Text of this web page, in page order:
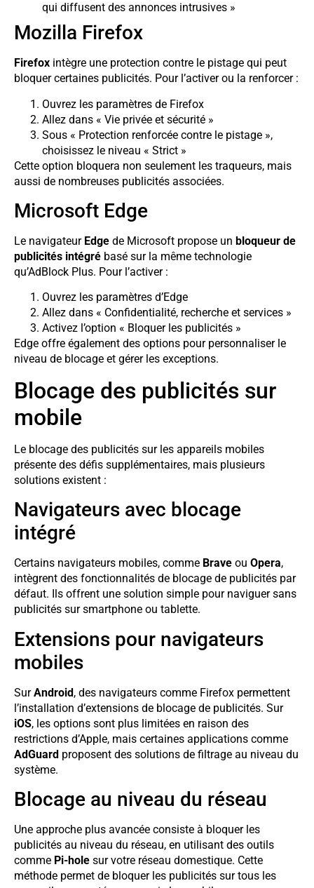
qui diffusent des annonces intrusives »
Mozilla Firefox
Firefox intègre une protection contre le pistage qui peut
bloquer certaines publicités. Pour l’activer ou la renforcer :
Ouvrez les paramètres de Firefox
Allez dans « Vie privée et sécurité »
Sous « Protection renforcée contre le pistage »,
choisissez le niveau « Strict »
Cette option bloquera non seulement les traqueurs, mais
aussi de nombreuses publicités associées.
Microsoft Edge
Le navigateur Edge de Microsoft propose un bloqueur de
publicités intégré basé sur la même technologie
qu’AdBlock Plus. Pour l’activer :
Ouvrez les paramètres d’Edge
Allez dans « Confidentialité, recherche et services »
Activez l’option « Bloquer les publicités »
Edge offre également des options pour personnaliser le
niveau de blocage et gérer les exceptions.
Blocage des publicités sur
mobile
Le blocage des publicités sur les appareils mobiles
présente des défis supplémentaires, mais plusieurs
solutions existent :
Navigateurs avec blocage
intégré
Certains navigateurs mobiles, comme Brave ou Opera,
intègrent des fonctionnalités de blocage de publicités par
défaut. Ils offrent une solution simple pour naviguer sans
publicités sur smartphone ou tablette.
Extensions pour navigateurs
mobiles
SurAndroid, des navigateurs comme Firefox permettent
l’installation d’extensions de blocage de publicités. Sur
iOS, les options sont plus limitées en raison des
restrictions d’Apple, mais certaines applications comme
AdGuard proposent des solutions de filtrage au niveau du
système.
Blocage au niveau du réseau
Une approche plus avancée consiste à bloquer les
publicités au niveau du réseau, en utilisant des outils
comme Pi-hole sur votre réseau domestique. Cette
méthode permet de bloquer les publicités sur tous les